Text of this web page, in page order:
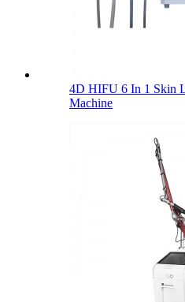
4D HIFU 6 In 1 Skin
Machine